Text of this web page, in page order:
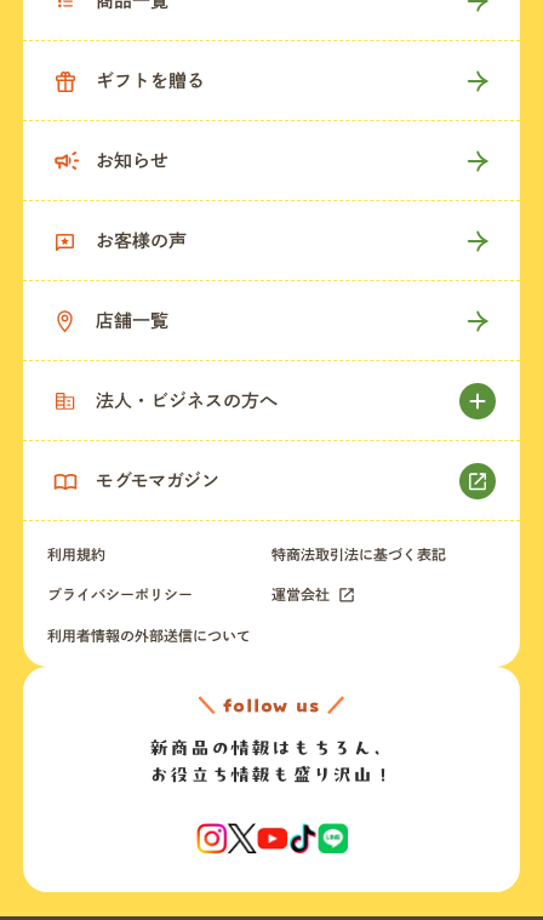
ギフトを贈る
お知らせ
お客様の声
店舗一覧
法人・ビジネスの方へ
モグモマガジン
利用規約 特商法取引法に基づく表記
プライバシーポリシー 運営会社
利用者情報の外部送信について
＼ follow us ／
新商品の情報はもちろん、
お役立ち情報も盛り沢山！